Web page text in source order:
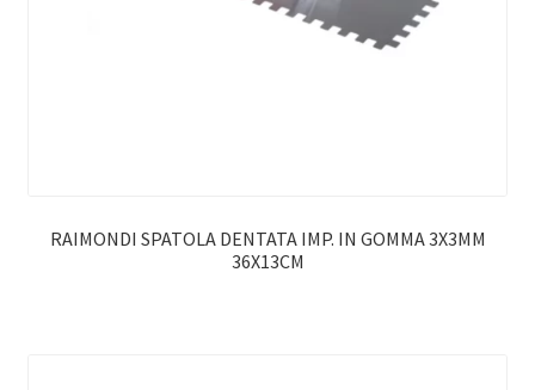
RAIMONDI SPATOLA DENTATA IMP. IN GOMMA 3X3MM
36X13CM